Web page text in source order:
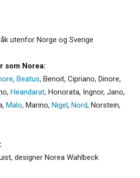
utenfor Norge og Sverige
som Norea:
, Beatus, Benoit, Cipriano, Dinore,
, Heandarat, Honorata, Ingnor, Jano,
, Malo, Marino, Nigel, Nord, Norstein,
designer Norea Wahlbeck